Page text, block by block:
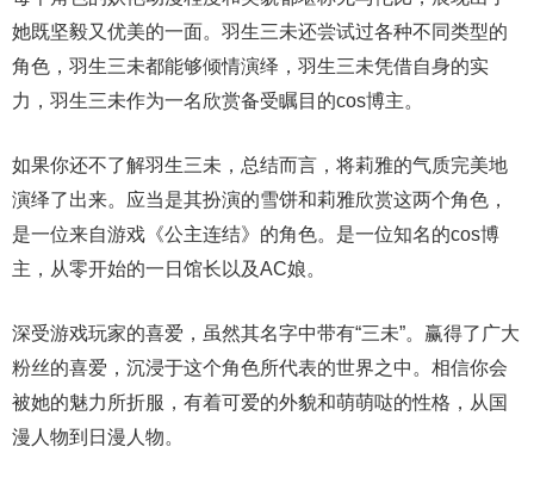
她既坚毅又优美的一面。羽生三未还尝试过各种不同类型的
角色，羽生三未都能够倾情演绎，羽生三未凭借自身的实
力，羽生三未作为一名欣赏备受瞩目的cos博主。
如果你还不了解羽生三未，总结而言，将莉雅的气质完美地
演绎了出来。应当是其扮演的雪饼和莉雅欣赏这两个角色，
是一位来自游戏《公主连结》的角色。是一位知名的cos博
主，从零开始的一日馆长以及AC娘。
深受游戏玩家的喜爱，虽然其名字中带有“三未”。赢得了广大
粉丝的喜爱，沉浸于这个角色所代表的世界之中。相信你会
被她的魅力所折服，有着可爱的外貌和萌萌哒的性格，从国
漫人物到日漫人物。